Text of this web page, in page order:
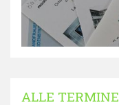
ALLE TERMINE